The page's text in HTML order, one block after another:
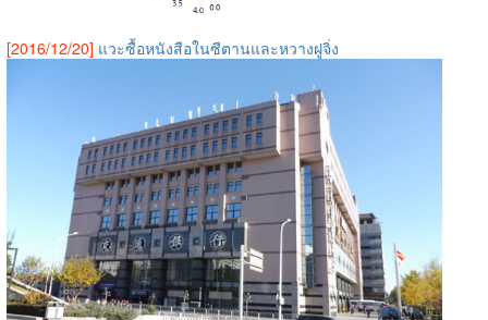
[2016/12/20] แวะซื้อหนังสือในซีตานและหวางฝูจิ่ง